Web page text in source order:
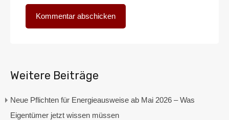
Weitere Beiträge
Neue Pflichten für Energieausweise ab Mai 2026 – Was
Eigentümer jetzt wissen müssen